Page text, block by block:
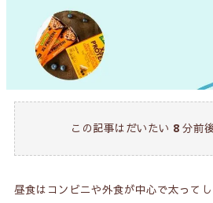
この記事はだいたい 8 分前
昼食はコンビニや外食が中心で太って